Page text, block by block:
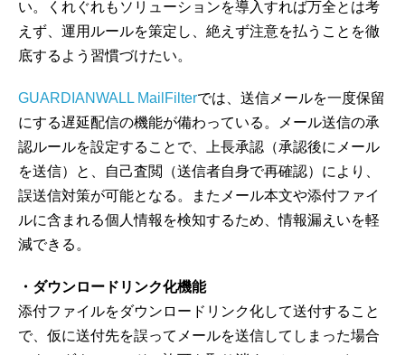
い。くれぐれもソリューションを導入すれば万全とは考
えず、運用ルールを策定し、絶えず注意を払うことを徹
底するよう習慣づけたい。
GUARDIANWALL MailFilterでは、送信メールを一度保留
にする遅延配信の機能が備わっている。メール送信の承
認ルールを設定することで、上長承認（承認後にメール
を送信）と、自己査閲（送信者自身で再確認）により、
誤送信対策が可能となる。またメール本文や添付ファイ
ルに含まれる個人情報を検知するため、情報漏えいを軽
減できる。
・ダウンロードリンク化機能
添付ファイルをダウンロードリンク化して送付すること
で、仮に送付先を誤ってメールを送信してしまった場合